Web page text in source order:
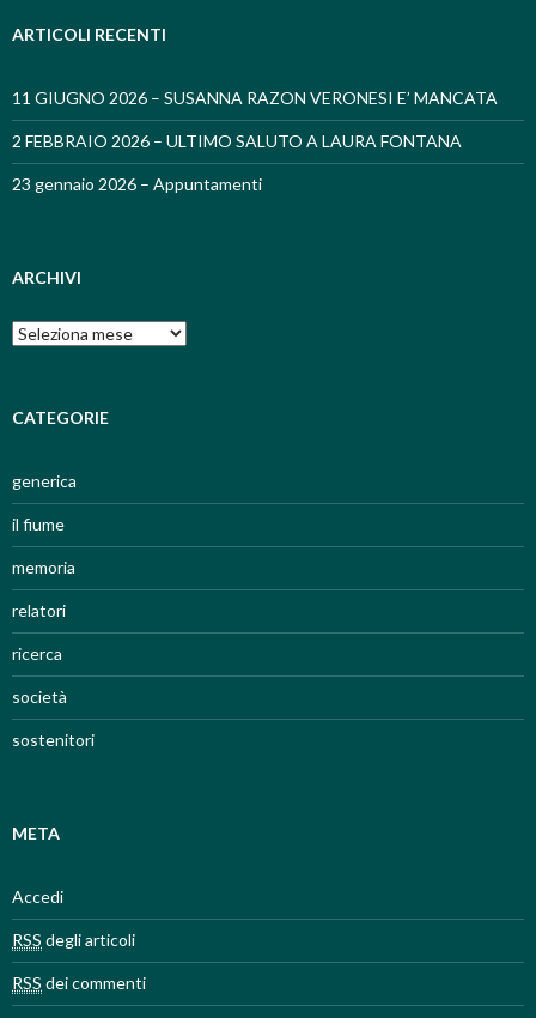
ARTICOLI RECENTI
11 GIUGNO 2026 – SUSANNA RAZON VERONESI E’ MANCATA
2 FEBBRAIO 2026 – ULTIMO SALUTO A LAURA FONTANA
23 gennaio 2026 – Appuntamenti
ARCHIVI
Archivi
CATEGORIE
generica
il fiume
memoria
relatori
ricerca
società
sostenitori
META
Accedi
RSS degli articoli
RSS dei commenti